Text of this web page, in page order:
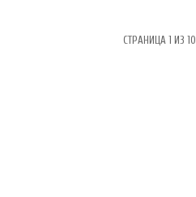
СТРАНИЦА 1 ИЗ 10 |